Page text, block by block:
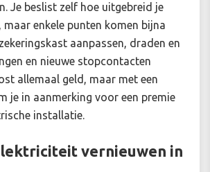
Je beslist zelf hoe uitgebreid je
enkele punten komen bijna
aanpassen, draden en
en nieuwe stopcontacten
allemaal geld, maar met een
je in aanmerking voor een premie
installatie.
vernieuwen in